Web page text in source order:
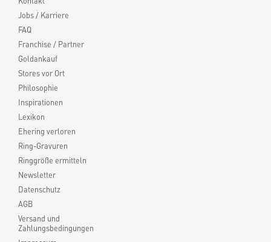
Jobs / Karriere
FAQ
Franchise / Partner
Goldankauf
Stores vor Ort
Philosophie
Inspirationen
Lexikon
Ehering verloren
Ring-Gravuren
Ringgröße ermitteln
Newsletter
Datenschutz
AGB
Versand und
Zahlungsbedingungen